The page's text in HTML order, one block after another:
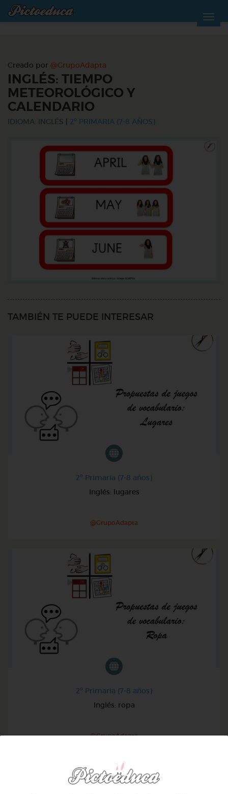
Creado por @GrupoAdapta
INGLÉS: TIEMPO
METEOROLÓGICO Y
CALENDARIO
IDIOMA: INGLÉS 2º PRIMARIA (7-8 AÑOS)
TAMBIÉN TE PUEDE INTERESAR
2º Primaria (7-8 años)
Inglés: lugares
@GrupoAdapta
2º Primaria (7-8 años)
Inglés: ropa
@GrupoAdapta